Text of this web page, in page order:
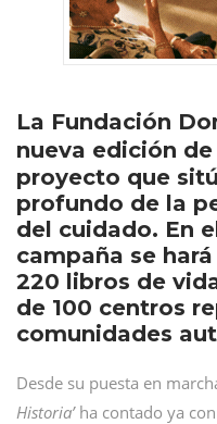
La Fundación
nueva edición de
proyecto que
profundo de la
del cuidado. En
campaña se
220 libros de
de 100 centros
comunidades
Desde su puesta en
Historia’ ha contado ya